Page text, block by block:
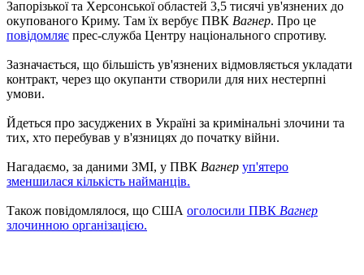
Запорізької та Херсонської областей 3,5 тисячі ув'язнених до
окупованого Криму. Там їх вербує ПВК Вагнер. Про це
повідомляє прес-служба Центру національного спротиву.
Зазначається, що більшість ув'язнених відмовляється укладати
контракт, через що окупанти створили для них нестерпні
умови.
Йдеться про засуджених в Україні за кримінальні злочини та
тих, хто перебував у в'язницях до початку війни.
Нагадаємо, за даними ЗМІ, у ПВК Вагнер уп'ятеро
зменшилася кількість найманців.
Також повідомлялося, що США оголосили ПВК Вагнер
злочинною організацією.